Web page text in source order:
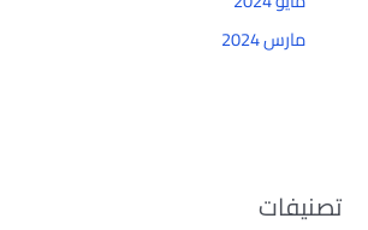
مارس 2024
تصنيفات